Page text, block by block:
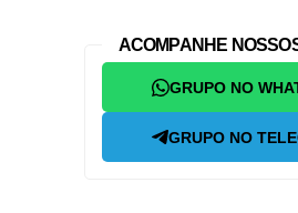
ACOMPANHE
GRUPO NO
GRUPO NO